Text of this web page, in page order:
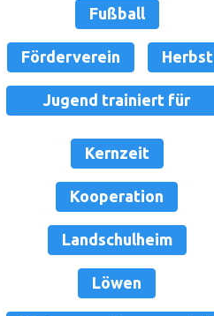
Fußball
Förderverein Herbst
Jugend trainiert für
Kernzeit
Kooperation
Landschulheim
Löwen